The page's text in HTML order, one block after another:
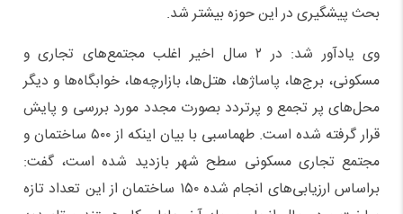
بحث پیشگیری در این حوزه بیشتر شد.
وی یادآور شد: در ۲ سال اخیر اغلب مجتمع‌های تجاری و
مسکونی، برج‌ها، پاساژها، هتل‌ها، بازارچه‌ها، خوابگاه‌ها و دیگر
محل‌های پر تجمع و پرتردد بصورت مجدد مورد بررسی و پایش
قرار گرفته شده است. طهماسبی با بیان اینکه از ۵۰۰ ساختمان و
مجتمع تجاری مسکونی سطح شهر بازدید شده است، گفت:
براساس ارزیابی‌های انجام شده ۱۵۰ ساختمان از این تعداد تازه